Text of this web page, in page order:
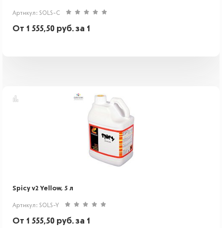
Артикул: SOLS-C
От 1 555,50 руб.за 1
Spicy v2 Yellow, 5 л
Артикул: SOLS-Y
От 1 555,50 руб.за 1